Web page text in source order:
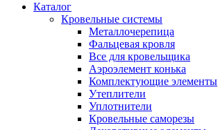
Каталог
Кровельные системы
Металлочерепица
Фальцевая кровля
Все для кровельщика
Аэроэлемент конька
Комплектующие элементы
Утеплители
Уплотнители
Кровельные саморезы